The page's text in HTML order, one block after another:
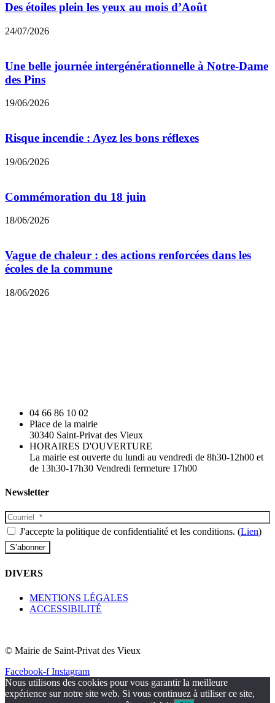
Des étoiles plein les yeux au mois d’Août
24/07/2026
Une belle journée intergénérationnelle à Notre-Dame
des Pins
19/06/2026
Risque incendie : Ayez les bons réflexes
19/06/2026
Commémoration du 18 juin
18/06/2026
Vague de chaleur : des actions renforcées dans les
écoles de la commune
18/06/2026
04 66 86 10 02
Place de la mairie
30340 Saint-Privat des Vieux
HORAIRES D'OUVERTURE
La mairie est ouverte du lundi au vendredi de 8h30-12h00 et
de 13h30-17h30 Vendredi fermeture 17h00
Newsletter
J'accepte la politique de confidentialité et les conditions. (Lien)
DIVERS
MENTIONS LÉGALES
ACCESSIBILITÉ
© Mairie de Saint-Privat des Vieux​
Facebook-f Instagram
Nous utilisons des cookies pour vous garantir la meilleure
expérience sur notre site web. Si vous continuez à utiliser ce site,